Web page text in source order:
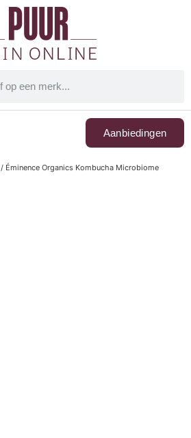
Aanbiedingen
/ Éminence Organics Kombucha Microbiome